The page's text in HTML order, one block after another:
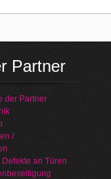
Partner
der Partner
/
an Türen